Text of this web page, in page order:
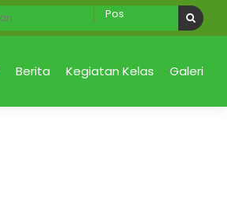
Berita Kegiatan Kelas Galeri